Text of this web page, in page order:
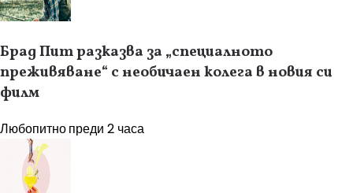
Брад Пит разказва за „специалното
преживяване“ с необичаен колега в новия си
филм
Любопитнопреди 2 часа